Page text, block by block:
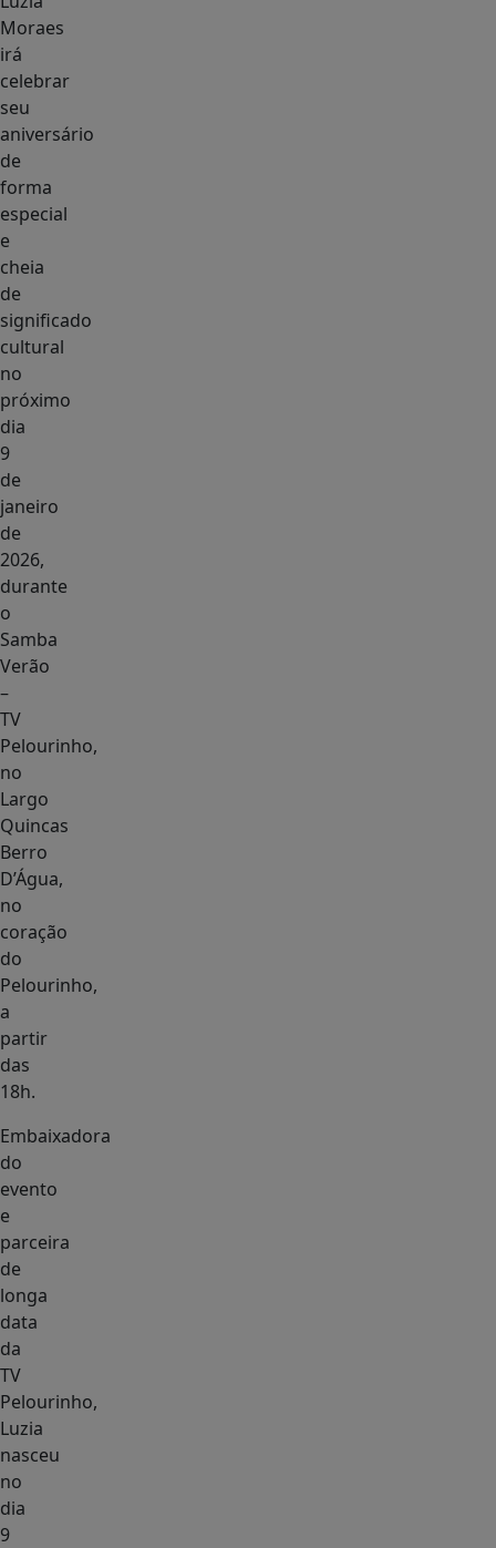
Moraes
irá
celebrar
seu
aniversário
de
forma
especial
e
cheia
de
significado
cultural
no
próximo
dia
9
de
janeiro
de
2026,
durante
o
Samba
Verão
–
TV
Pelourinho,
no
Largo
Quincas
Berro
D’Água,
no
coração
do
Pelourinho,
a
partir
das
18h.
Embaixadora
do
evento
e
parceira
de
longa
data
da
TV
Pelourinho,
Luzia
nasceu
no
dia
9